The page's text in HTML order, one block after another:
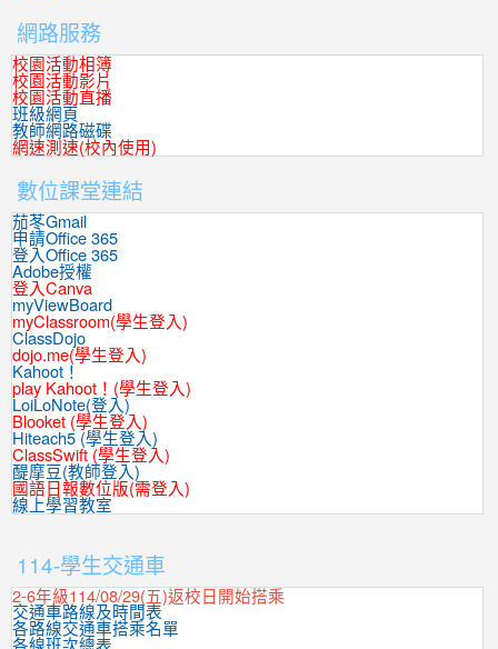
網路服務
校園活動相簿
校園活動影片
校園活動直播
班級網頁
教師網路磁碟
網速測速(校內使用)
數位課堂連結
茄苳Gmail
申請Office 365
登入Office 365
Adobe授權
登入Canva
myViewBoard
myClassroom(學生登入)
ClassDojo
dojo.me(學生登入)
Kahoot！
play Kahoot！(學生登入)
LoiLoNote(登入)
Blooket (學生登入)
Hiteach5 (學生登入)
ClassSwift (學生登入)
醍摩豆(教師登入)
國語日報數位版(需登入)
線上學習教室
114-學生交通車
2-6年級114/08/29(五)返校日開始搭乘
交通車路線及時間表
各路線交通車搭乘名單
各線班次總表